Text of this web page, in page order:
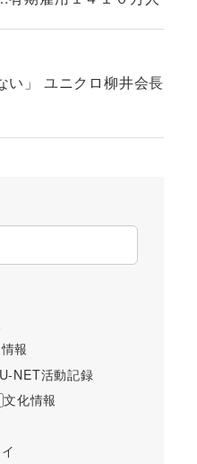
い」 ユニクロ柳井会長
報
NET活動記録
文化情報